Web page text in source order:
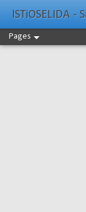
ISTiOSELIDA -
Pages